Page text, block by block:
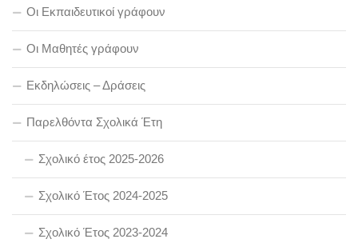
Οι Εκπαιδευτικοί γράφουν
Οι Μαθητές γράφουν
Εκδηλώσεις – Δράσεις
Παρελθόντα Σχολικά Έτη
Σχολικό έτος 2025-2026
Σχολικό Έτος 2024-2025
Σχολικό Έτος 2023-2024